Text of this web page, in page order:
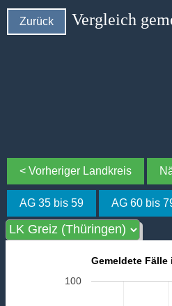
Zurück Vergleich
< Vorheriger Landkreis
AG 35 bis 59 AG 60 bis
Gemeldete
100